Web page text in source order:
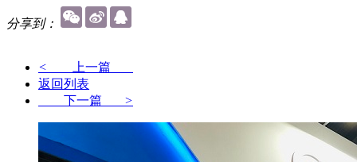
分享到：
< 上一篇
返回列表
下一篇 >